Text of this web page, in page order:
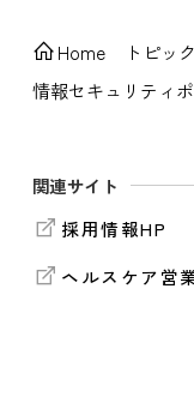
Home トピッ
情報セキュリティ
関連サイト
採用情報HP
ヘルスケア営